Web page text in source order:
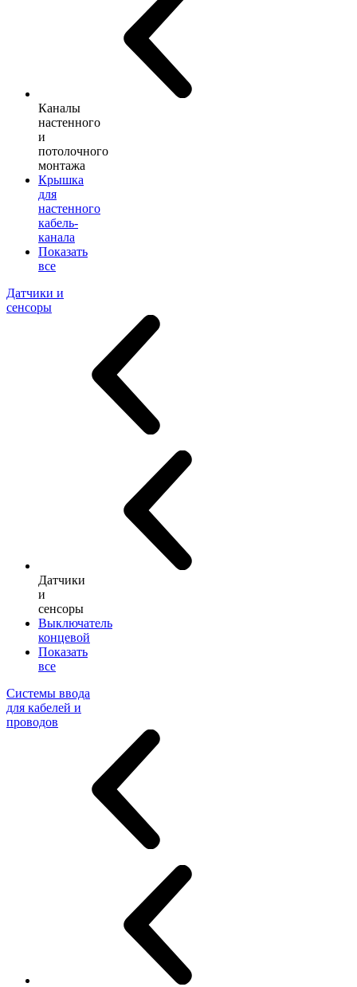
Каналы
настенного
и
потолочного
монтажа
Крышка
для
настенного
кабель-
канала
Показать
все
Датчики и
сенсоры
Датчики
и
сенсоры
Выключатель
концевой
Показать
все
Системы ввода
для кабелей и
проводов